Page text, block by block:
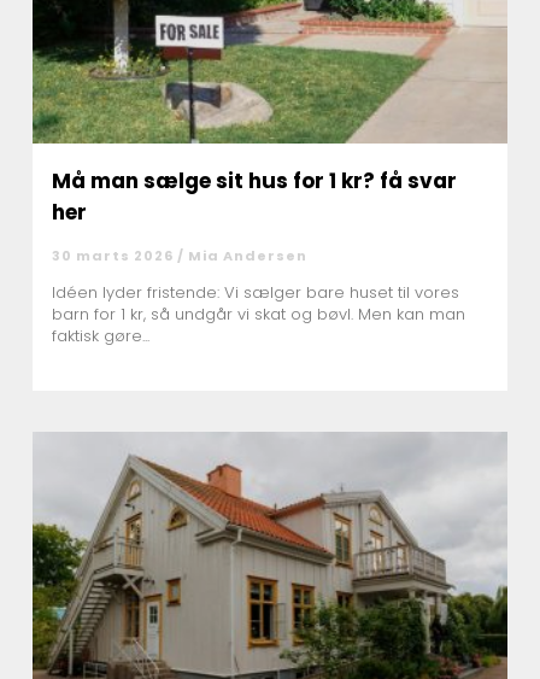
Må man sælge sit hus for 1 kr? få svar
her
30 marts 2026 / Mia Andersen
Idéen lyder fristende: Vi sælger bare huset til vores
barn for 1 kr, så undgår vi skat og bøvl. Men kan man
faktisk gøre...